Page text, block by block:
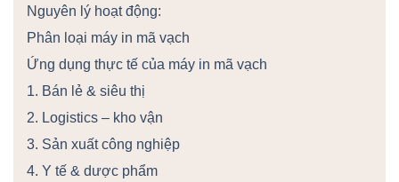
Nguyên lý hoạt động:
Phân loại máy in mã vạch
Ứng dụng thực tế của máy in mã vạch
1. Bán lẻ & siêu thị
2. Logistics – kho vận
3. Sản xuất công nghiệp
4. Y tế & dược phẩm